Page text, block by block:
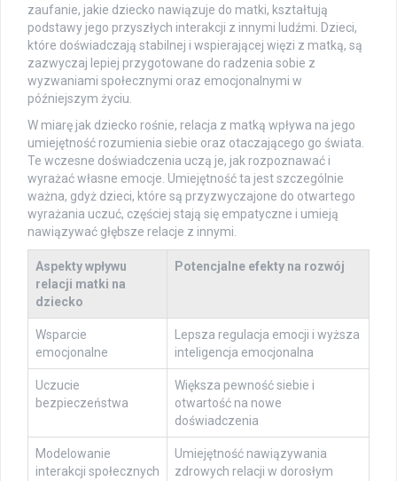
zaufanie, jakie dziecko nawiązuje do matki, kształtują
podstawy jego przyszłych interakcji z innymi ludźmi. Dzieci,
które doświadczają stabilnej i wspierającej więzi z matką, są
zazwyczaj lepiej przygotowane do radzenia sobie z
wyzwaniami społecznymi oraz emocjonalnymi w
późniejszym życiu.
W miarę jak dziecko rośnie, relacja z matką wpływa na jego
umiejętność rozumienia siebie oraz otaczającego go świata.
Te wczesne doświadczenia uczą je, jak rozpoznawać i
wyrażać własne emocje. Umiejętność ta jest szczególnie
ważna, gdyż dzieci, które są przyzwyczajone do otwartego
wyrażania uczuć, częściej stają się empatyczne i umieją
nawiązywać głębsze relacje z innymi.
Aspekty wpływu
relacji matki na
dziecko
Potencjalne efekty na rozwój
Wsparcie
emocjonalne
Lepsza regulacja emocji i wyższa
inteligencja emocjonalna
Uczucie
bezpieczeństwa
Większa pewność siebie i
otwartość na nowe
doświadczenia
Modelowanie
interakcji społecznych
Umiejętność nawiązywania
zdrowych relacji w dorosłym